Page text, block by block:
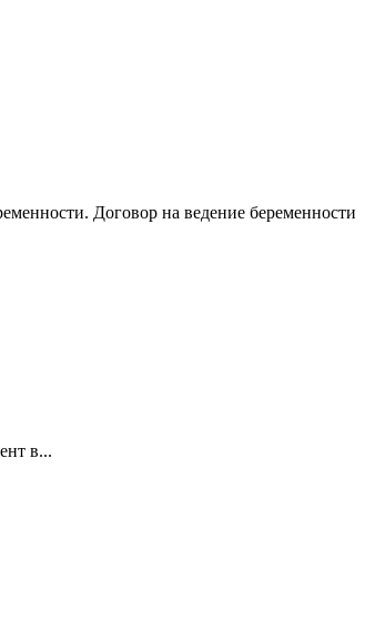
Договор на ведение беременности
в...